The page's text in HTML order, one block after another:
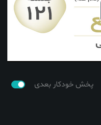
پخش خودکار بعدی